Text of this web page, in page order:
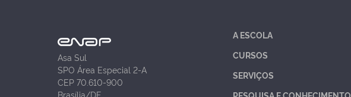
Asa Sul
SPO Área Especial 2-A
CEP 70.610-900
Brasília/DF
A ESCOLA
CURSOS
SERVIÇOS